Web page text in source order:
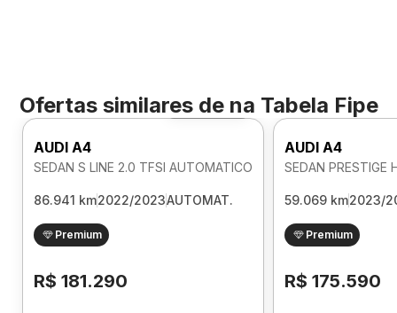
Ofertas similares de na Tabela Fipe
Foto 360º
AUDI A4
SEDAN S LINE 2.0 TFSI AUTOMATICO
86.941 km2022/2023AUTOMAT.
Premium
R$ 181.290
AUDI A4
59.069 km2023/
Premium
R$ 175.590